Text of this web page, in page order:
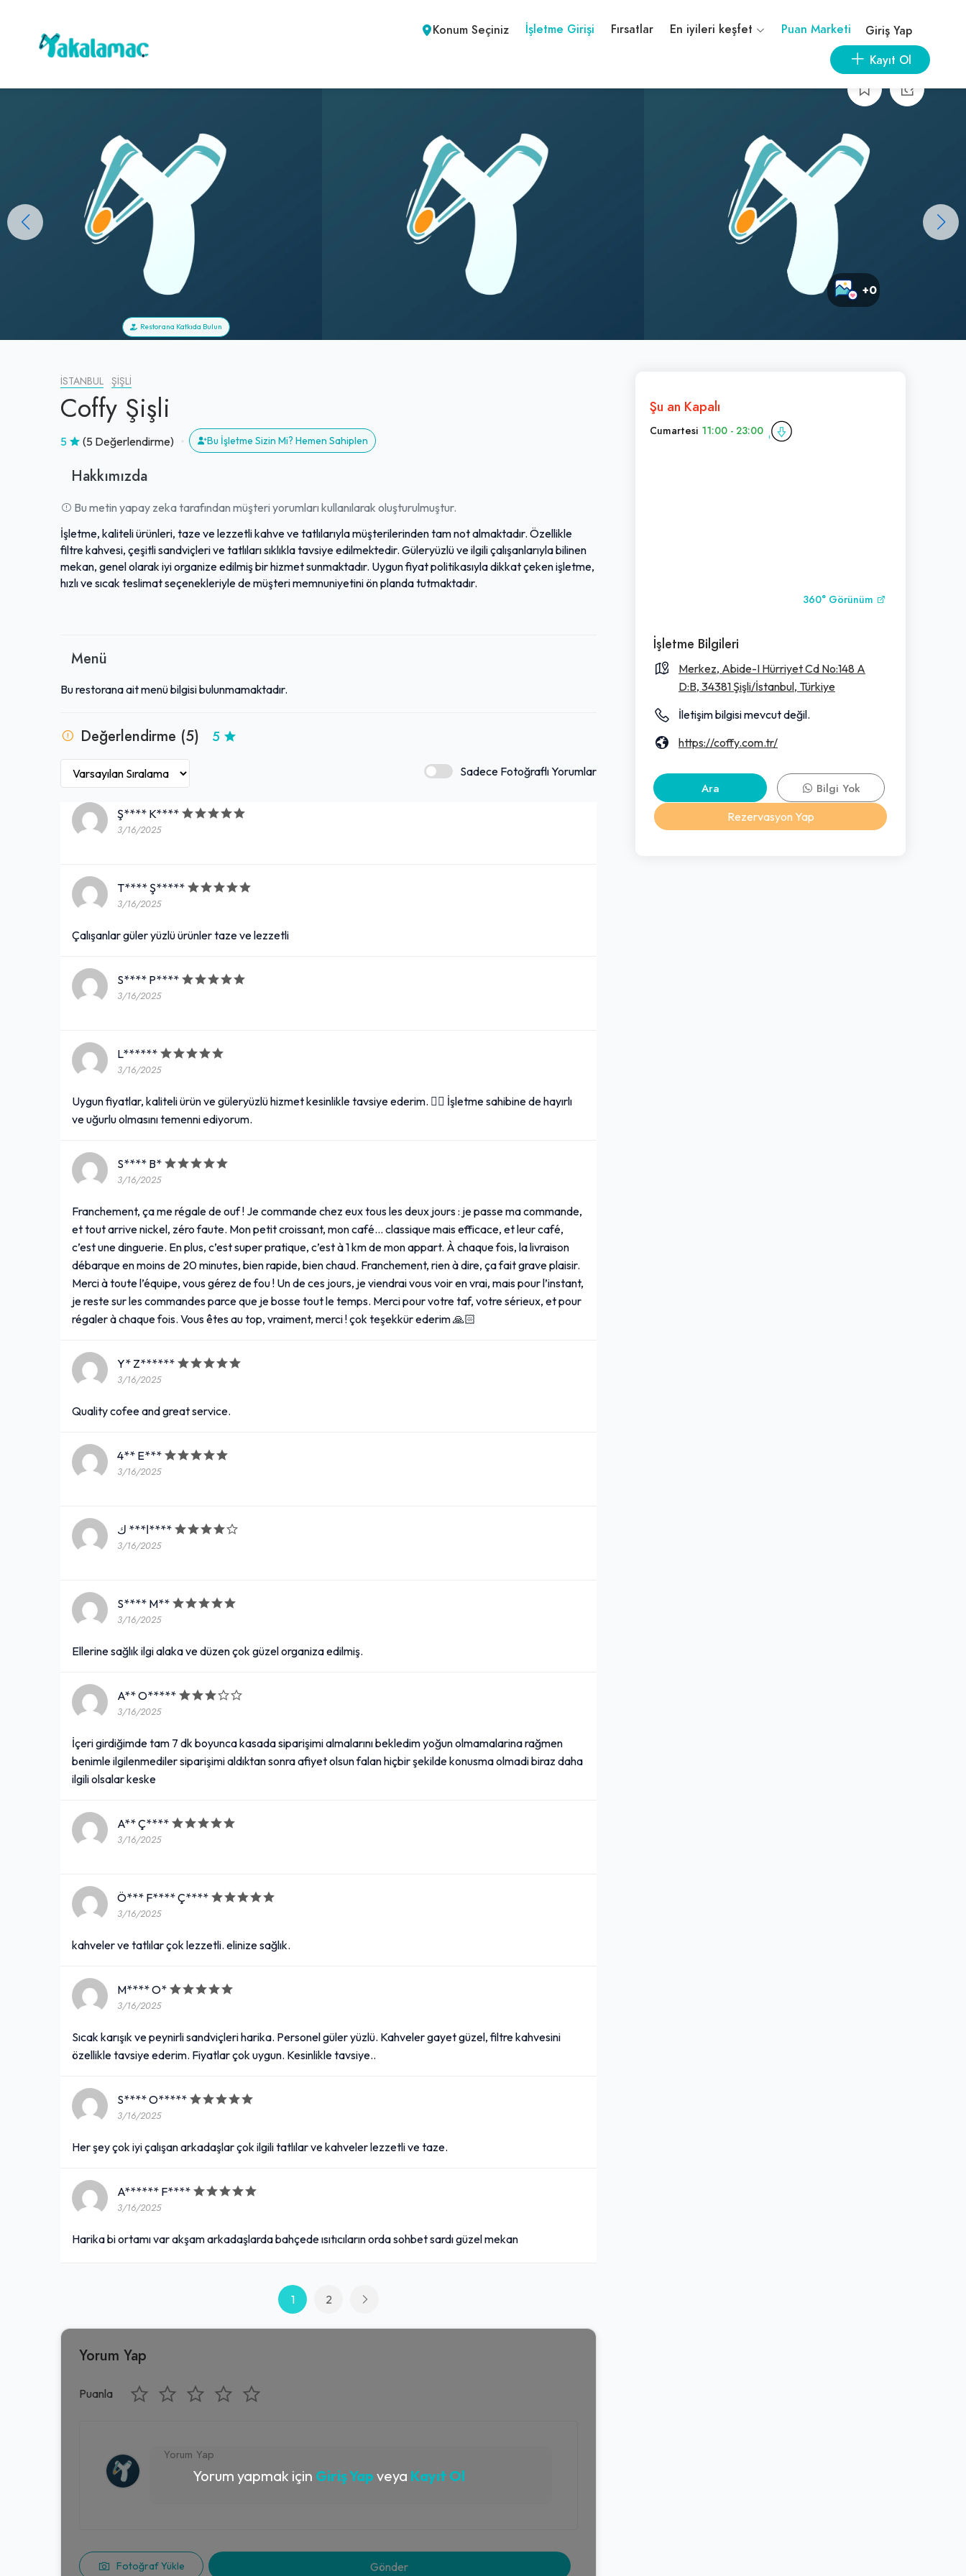
Konum Seçiniz İşletme Girişi Fırsatlar En iyileri keşfet Puan Marketi
Giriş Yap
Kayıt Ol
+0
Restorana Katkıda Bulun
İSTANBUL ŞIŞLI
Coffy Şişli
5 (5 Değerlendirme) Bu İşletme Sizin Mi? Hemen Sahiplen
Hakkımızda
Bu metin yapay zeka tarafından müşteri yorumları kullanılarak oluşturulmuştur.
İşletme, kaliteli ürünleri, taze ve lezzetli kahve ve tatlılarıyla müşterilerinden tam not almaktadır. Özellikle
filtre kahvesi, çeşitli sandviçleri ve tatlıları sıklıkla tavsiye edilmektedir. Güleryüzlü ve ilgili çalışanlarıyla bilinen
mekan, genel olarak iyi organize edilmiş bir hizmet sunmaktadır. Uygun fiyat politikasıyla dikkat çeken işletme,
hızlı ve sıcak teslimat seçenekleriyle de müşteri memnuniyetini ön planda tutmaktadır.
Menü
Bu restorana ait menü bilgisi bulunmamaktadır.
Değerlendirme (5) 5
Sadece Fotoğraflı Yorumlar
Ş**** K****
3/16/2025
T**** Ş*****
3/16/2025
Çalışanlar güler yüzlü ürünler taze ve lezzetli
S**** P****
3/16/2025
L******
3/16/2025
Uygun fiyatlar, kaliteli ürün ve güleryüzlü hizmet kesinlikle tavsiye ederim. 👌🏻 İşletme sahibine de hayırlı
ve uğurlu olmasını temenni ediyorum.
S**** B*
3/16/2025
Franchement, ça me régale de ouf ! Je commande chez eux tous les deux jours : je passe ma commande,
et tout arrive nickel, zéro faute. Mon petit croissant, mon café… classique mais efficace, et leur café,
c’est une dinguerie. En plus, c’est super pratique, c’est à 1 km de mon appart. À chaque fois, la livraison
débarque en moins de 20 minutes, bien rapide, bien chaud. Franchement, rien à dire, ça fait grave plaisir.
Merci à toute l’équipe, vous gérez de fou ! Un de ces jours, je viendrai vous voir en vrai, mais pour l’instant,
je reste sur les commandes parce que je bosse tout le temps. Merci pour votre taf, votre sérieux, et pour
régaler à chaque fois. Vous êtes au top, vraiment, merci ! çok teşekkür ederim 🙏🏻
Y* Z******
3/16/2025
Quality cofee and great service.
4** E***
3/16/2025
ا*** ك****
3/16/2025
S**** M**
3/16/2025
Ellerine sağlık ilgi alaka ve düzen çok güzel organiza edilmiş.
A** O*****
3/16/2025
İçeri girdiğimde tam 7 dk boyunca kasada siparişimi almalarını bekledim yoğun olmamalarina rağmen
benimle ilgilenmediler siparişimi aldıktan sonra afiyet olsun falan hiçbir şekilde konusma olmadi biraz daha
ilgili olsalar keske
A** Ç****
3/16/2025
Ö*** F**** Ç****
3/16/2025
kahveler ve tatlılar çok lezzetli. elinize sağlık.
M**** O*
3/16/2025
Sıcak karışık ve peynirli sandviçleri harika. Personel güler yüzlü. Kahveler gayet güzel, filtre kahvesini
özellikle tavsiye ederim. Fiyatlar çok uygun. Kesinlikle tavsiye..
S**** O*****
3/16/2025
Her şey çok iyi çalışan arkadaşlar çok ilgili tatlılar ve kahveler lezzetli ve taze.
A****** F****
3/16/2025
Harika bi ortamı var akşam arkadaşlarda bahçede ısıtıcıların orda sohbet sardı güzel mekan
1 2
Yorum Yap
Puanla
Fotoğraf Yükle
Yorum yapmak için Giriş Yap veya Kayıt Ol
Şu an Kapalı
Cumartesi 11:00 - 23:00
360° Görünüm
İşletme Bilgileri
Merkez, Abide-I Hürriyet Cd No:148 A
D:B, 34381 Şişli/İstanbul, Türkiye
İletişim bilgisi mevcut değil.
https://coffy.com.tr/
Ara
Bilgi Yok
Rezervasyon Yap